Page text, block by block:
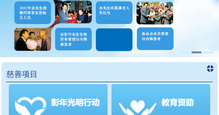
慈善项目
进入慈